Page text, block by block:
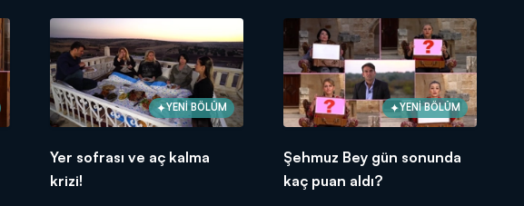
YENİ BÖLÜM
Yer sofrası ve aç kalma
krizi!
YENİ BÖLÜM
Şehmuz Bey gün sonunda
kaç puan aldı?